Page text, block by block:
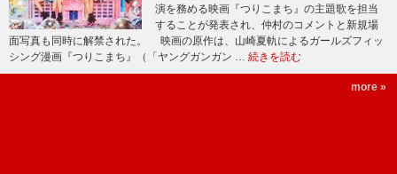
演を務める映画『つりこまち』の主題歌を担当
することが発表され、仲村のコメントと新規場
面写真も同時に解禁された。 映画の原作は、山崎夏軌によるガールズフィッ
シング漫画『つりこまち』（「ヤングガンガン … 続きを読む
more »